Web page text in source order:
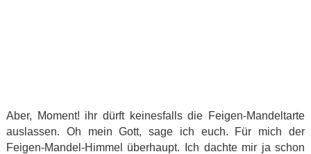
Aber, Moment! ihr dürft keinesfalls die Feigen-Mandeltarte
auslassen. Oh mein Gott, sage ich euch. Für mich der
Feigen-Mandel-Himmel überhaupt. Ich dachte mir ja schon